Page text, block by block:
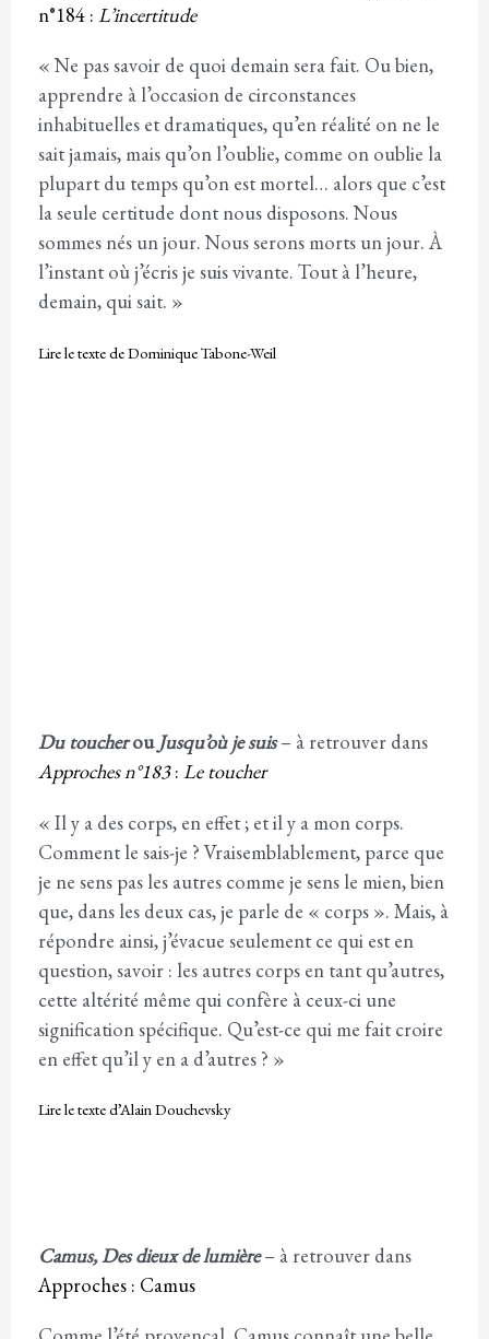
n°184 : L’incertitude
« Ne pas savoir de quoi demain sera fait. Ou bien,
apprendre à l’occasion de circonstances
inhabituelles et dramatiques, qu’en réalité on ne le
sait jamais, mais qu’on l’oublie, comme on oublie la
plupart du temps qu’on est mortel… alors que c’est
la seule certitude dont nous disposons. Nous
sommes nés un jour. Nous serons morts un jour. À
l’instant où j’écris je suis vivante. Tout à l’heure,
demain, qui sait. »
Lire le texte de Dominique Tabone-Weil
Du toucherou Jusqu’où je suis– à retrouver dans
Approches n°183: Le toucher
« Il y a des corps, en effet ; et il y a mon corps.
Comment le sais-je ? Vraisemblablement, parce que
je ne sens pas les autres comme je sens le mien, bien
que, dans les deux cas, je parle de « corps ». Mais, à
répondre ainsi, j’évacue seulement ce qui est en
question, savoir : les autres corps en tant qu’autres,
cette altérité même qui confère à ceux-ci une
signification spécifique. Qu’est-ce qui me fait croire
en effet qu’il y en a d’autres ? »
Lire le texte d’Alain Douchevsky
Camus, Des dieux de lumière– à retrouver dans
Approches : Camus